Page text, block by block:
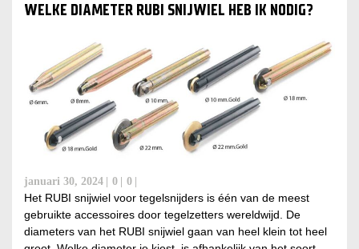
ONTDEK RUBI
WELKE DIAMETER RUBI SNIJWIEL HEB IK NODIG?
januari 30, 2024 0 0
Het RUBI snijwiel voor tegelsnijders is één van de meest
gebruikte accessoires door tegelzetters wereldwijd. De
diameters van het RUBI snijwiel gaan van heel klein tot heel